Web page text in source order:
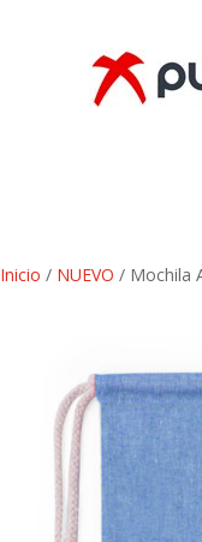
Inicio / NUEVO / Mochila